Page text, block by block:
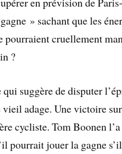
» sachant que les
pourraient cruellement
?
suggère de disputer
adage. Une victoire
cycliste. Tom Boonen
pourrait jouer la gagne